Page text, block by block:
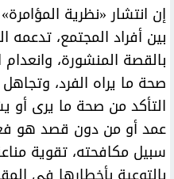
إن انتشار «نظرية
بين أفراد المجتمع، تدعمه
بالقصة المنشورة،
صحة ما يراه الفرد،
التأكد من صحة ما يرى أو
عمد أو من دون قصد هو
سبيل مكافحته، تقوية